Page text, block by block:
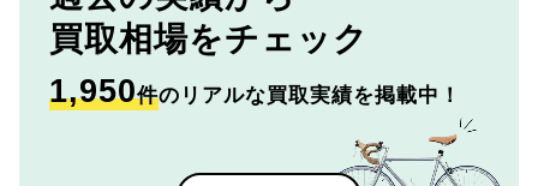
買取相場をチェック
1,950件のリアルな買取実績を掲載中！